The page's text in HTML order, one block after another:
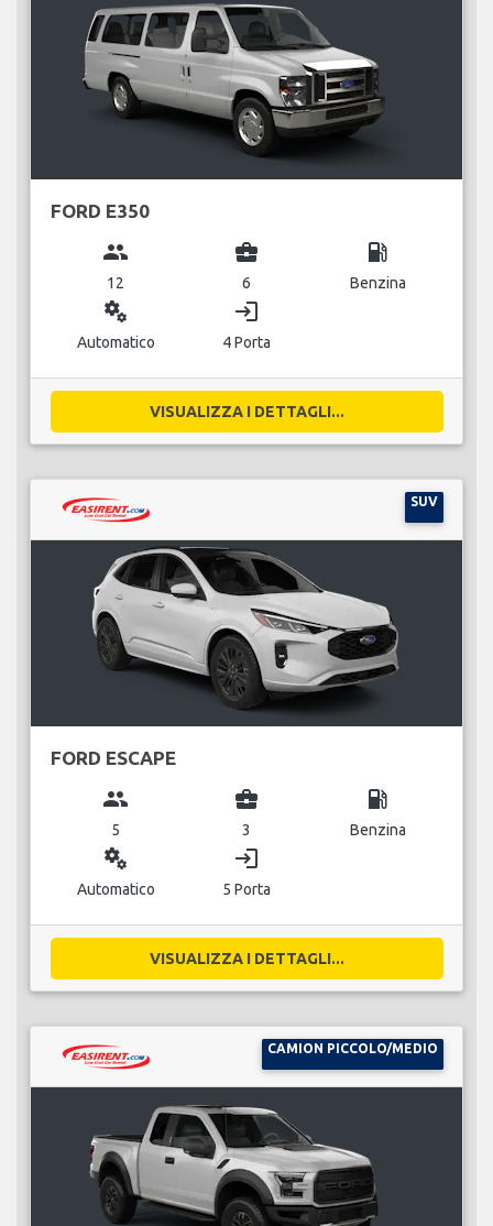
FORD E350
group
12
business_center
6
local_gas_station
Benzina
miscellaneous_services
Automatico
login
4 Porta
VISUALIZZA I DETTAGLI...
SUV
FORD ESCAPE
group
5
business_center
3
local_gas_station
Benzina
miscellaneous_services
Automatico
login
5 Porta
VISUALIZZA I DETTAGLI...
CAMION PICCOLO/MEDIO